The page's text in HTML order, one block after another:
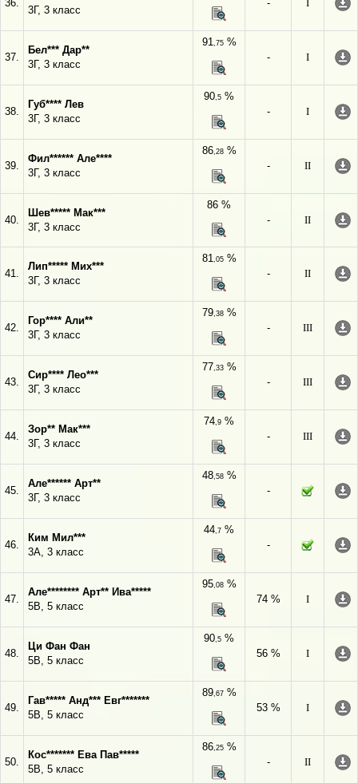
36.
3Г, 3 класс
- I
37.
Бел*** Дар**
3Г, 3 класс
91,75%
-
I
38.
Губ**** Лев
3Г, 3 класс
90,5 %
-
I
39.
Фил****** Але****
3Г, 3 класс
86,28%
-
II
40.
Шев***** Мак***
3Г, 3 класс
86 %
-
II
41.
Лип***** Мих***
3Г, 3 класс
81,05%
-
II
42.
Гор**** Али**
3Г, 3 класс
79,38%
-
III
43.
Сир**** Лео***
3Г, 3 класс
77,33%
-
III
44.
Зор** Мак***
3Г, 3 класс
74,9 %
-
III
45.
Але****** Арт**
3Г, 3 класс
48,58%
-
46.
Ким Мил***
3А, 3 класс
44,7 %
-
47.
Але******** Арт** Ива*****
5В, 5 класс
95,08%
74 %
I
48.
Ци Фан Фан
5В, 5 класс
90,5 %
56 %
I
49.
Гав***** Анд*** Евг*******
5В, 5 класс
89,67%
53 %
I
50.
Кос******* Ева Пав*****
5В, 5 класс
86,25%
-
II